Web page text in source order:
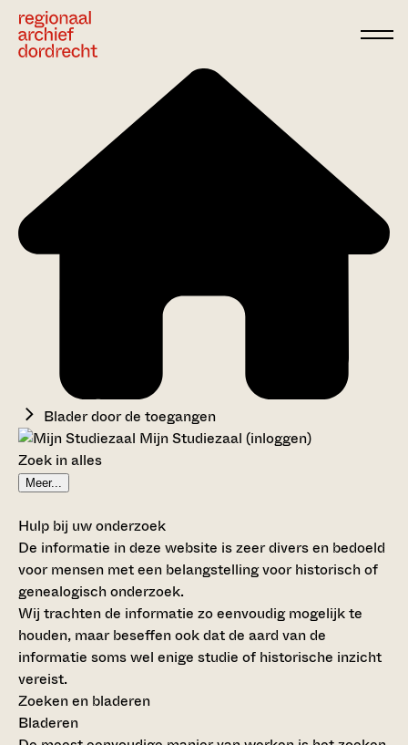
Blader door de toegangen
Mijn Studiezaal (inloggen)
Zoek in alles
Meer...
Hulp bij uw onderzoek
De informatie in deze website is zeer divers en bedoeld
voor mensen met een belangstelling voor historisch of
genealogisch onderzoek.
Wij trachten de informatie zo eenvoudig mogelijk te
houden, maar beseffen ook dat de aard van de
informatie soms wel enige studie of historische inzicht
vereist.
Zoeken en bladeren
Bladeren